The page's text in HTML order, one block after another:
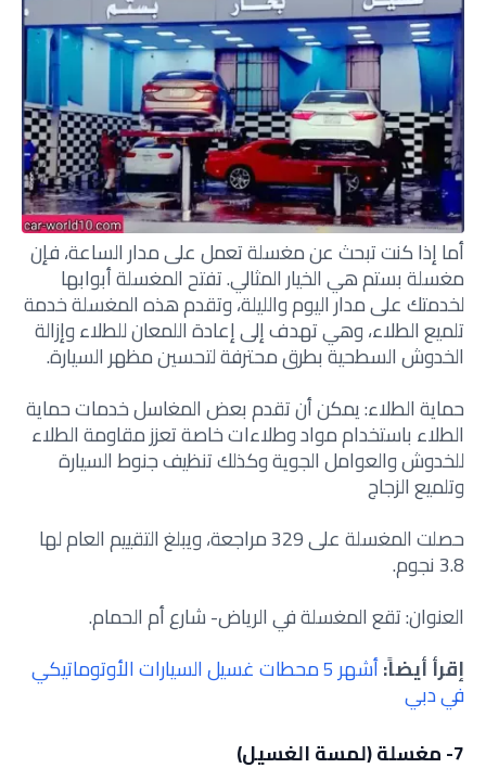
أما إذا كنت تبحث عن مغسلة تعمل على مدار الساعة، فإن
مغسلة بستم هي الخيار المثالي. تفتح المغسلة أبوابها
لخدمتك على مدار اليوم والليلة، وتقدم هذه المغسلة خدمة
تلميع الطلاء، وهي تهدف إلى إعادة اللمعان للطلاء وإزالة
الخدوش السطحية بطرق محترفة لتحسين مظهر السيارة.
حماية الطلاء: يمكن أن تقدم بعض المغاسل خدمات حماية
الطلاء باستخدام مواد وطلاءات خاصة تعزز مقاومة الطلاء
للخدوش والعوامل الجوية وكذلك تنظيف جنوط السيارة
وتلميع الزجاج
حصلت المغسلة على 329 مراجعة، ويبلغ التقييم العام لها
3.8 نجوم.
العنوان: تقع المغسلة في الرياض- شارع أم الحمام.
إقرأ أيضاً:
أشهر 5 محطات غسيل السيارات الأوتوماتيكي
في دبي
7- مغسلة (لمسة الغسيل)